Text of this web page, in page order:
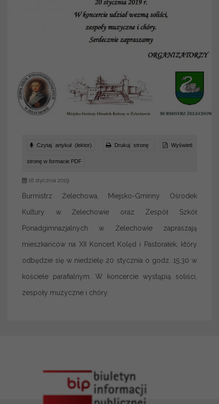
Czytaj artykuł (lektor) Drukuj stronę Wyświetl
stronę w formacie PDF
16 stycznia 2019
Burmistrz Żelechowa, Miejsko-Gminny Ośrodek
Kultury w Żelechowie oraz Zespół Szkół
Ponadgimnazjalnych w Żelechowie zapraszają
mieszkańców na XII Koncert Kolęd i Pastorałek, który
odbędzie się w niedzielę 20 stycznia o godz. 15.30 w
kościele parafialnym. W koncercie wystąpią soliści,
zespoły muzyczne i chóry.